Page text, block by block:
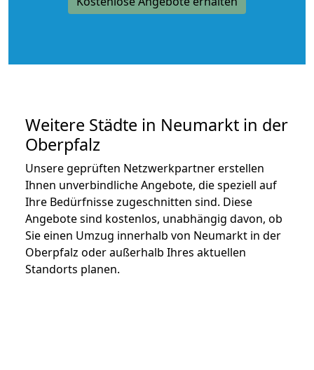
Weitere Städte in Neumarkt in der
Oberpfalz
Unsere geprüften Netzwerkpartner erstellen
Ihnen unverbindliche Angebote, die speziell auf
Ihre Bedürfnisse zugeschnitten sind. Diese
Angebote sind kostenlos, unabhängig davon, ob
Sie einen Umzug innerhalb von Neumarkt in der
Oberpfalz oder außerhalb Ihres aktuellen
Standorts planen.